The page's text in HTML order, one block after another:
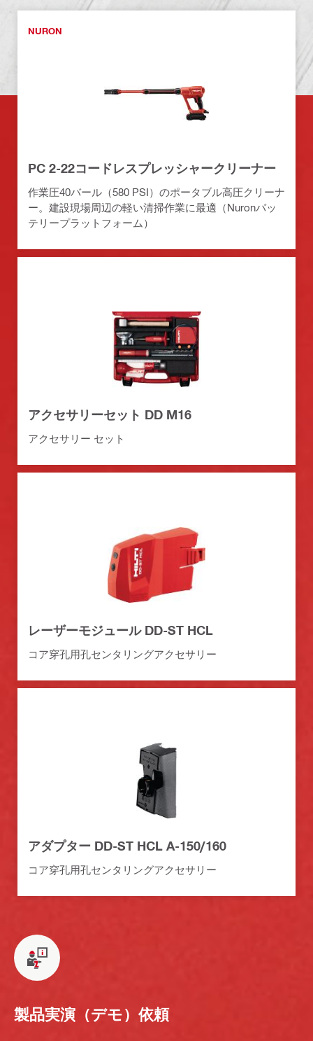
NURON
PC 2-22コードレスプレッシャークリーナー
作業圧40バール（580 PSI）のポータブル高圧クリーナ
ー。建設現場周辺の軽い清掃作業に最適（Nuronバッ
テリープラットフォーム）
アクセサリーセット DD M16
アクセサリー セット
レーザーモジュール DD-ST HCL
コア穿孔用孔センタリングアクセサリー
アダプター DD-ST HCL A-150/160
コア穿孔用孔センタリングアクセサリー
製品実演（デモ）依頼